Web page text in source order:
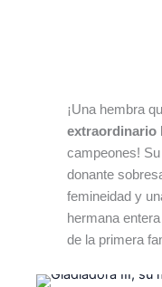
¡Una hembra
extraordinario
campeones!
donante
femineidad y
hermana
de la primera